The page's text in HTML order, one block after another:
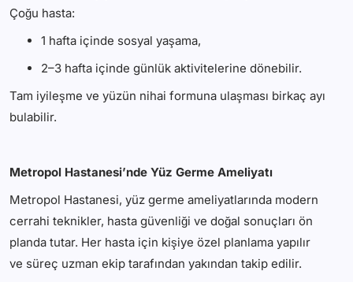
Çoğu hasta:
1 hafta içinde sosyal yaşama,
2–3 hafta içinde günlük aktivitelerine dönebilir.
Tam iyileşme ve yüzün nihai formuna ulaşması birkaç ayı
bulabilir.
Metropol Hastanesi’nde Yüz Germe Ameliyatı
Metropol Hastanesi, yüz germe ameliyatlarında modern
cerrahi teknikler, hasta güvenliği ve doğal sonuçları ön
planda tutar. Her hasta için kişiye özel planlama yapılır
ve süreç uzman ekip tarafından yakından takip edilir.